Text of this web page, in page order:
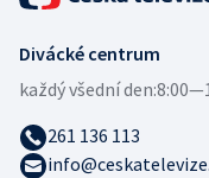
Divácké centrum
každý všední den:
261 136 113